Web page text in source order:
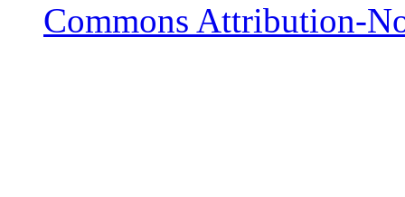
Commons Attribution-